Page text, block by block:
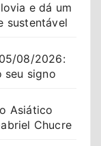
e dá um
sustentável
08/2026:
seu signo
Asiático
Chucre